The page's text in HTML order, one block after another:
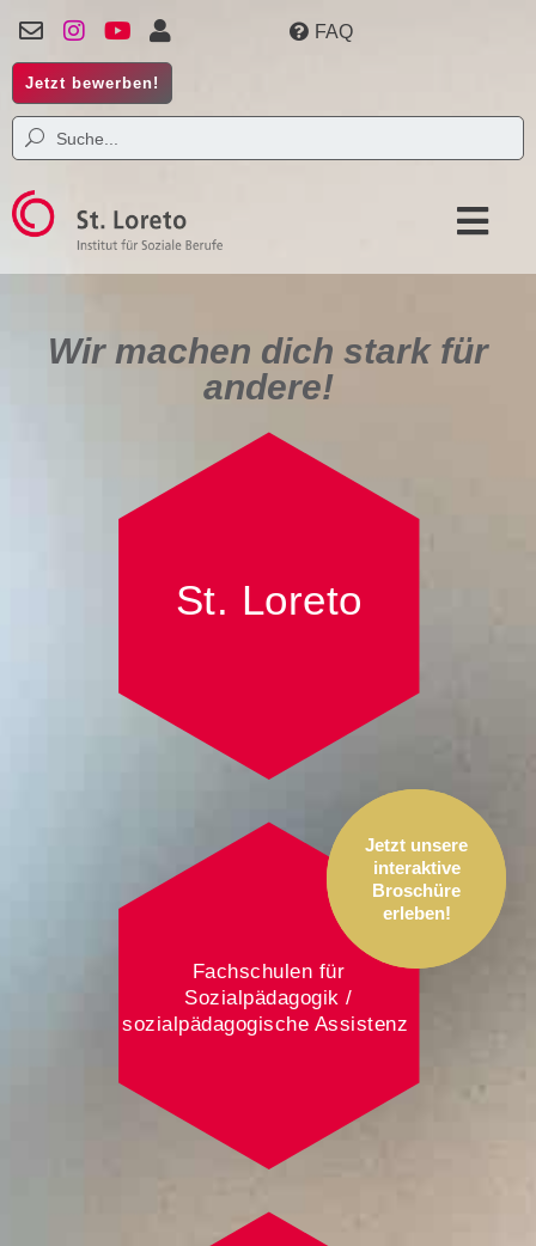
FAQ
Jetzt bewerben!
Wir machen dich stark für
andere!
St. Lore­to
Fachschulen für
Sozialpädagogik /
sozialpädagogische Assistenz
Jetzt unsere
interaktive
Broschüre
erleben!